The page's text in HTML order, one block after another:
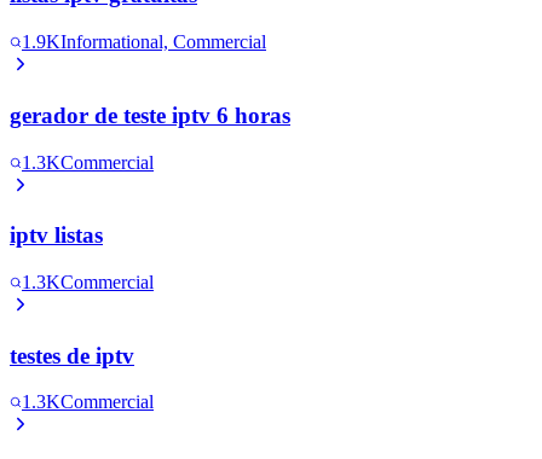
1.9KInformational, Commercial
gerador de teste iptv 6 horas
1.3KCommercial
iptv listas
1.3KCommercial
testes de iptv
1.3KCommercial